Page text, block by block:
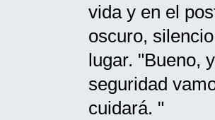
vida y en el
oscuro,
lugar. "Bueno,
seguridad
cuidará. "